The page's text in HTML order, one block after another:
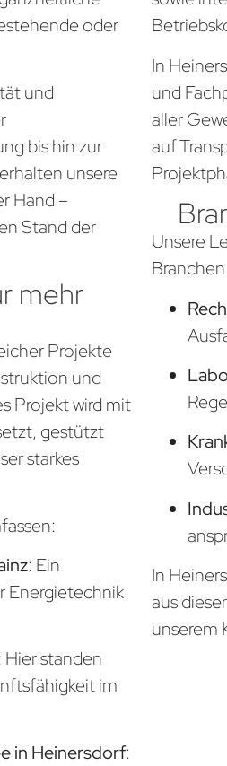
oder
und
bis hin zur
unsere
Hand –
Stand der
mehr
Projekte
und
Projekt wird mit
gestützt
starkes
: Ein
Energietechnik
Hier standen
im
in Heinersdorf:
In
und
aller
auf
Unsere
In
aus
unserem